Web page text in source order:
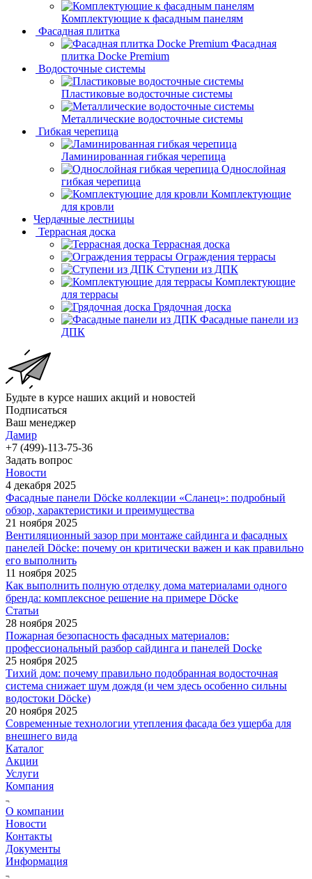
Комплектующие к фасадным панелям
Фасадная плитка
Фасадная
плитка Docke Premium
Водосточные системы
Пластиковые водосточные системы
Металлические водосточные системы
Гибкая черепица
Ламинированная гибкая черепица
Однослойная
гибкая черепица
Комплектующие
для кровли
Чердачные лестницы
Террасная доска
Террасная доска
Ограждения террасы
Ступени из ДПК
Комплектующие
для террасы
Грядочная доска
Фасадные панели из
ДПК
Будьте в курсе наших акций и новостей
Подписаться
Ваш менеджер
Дамир
+7 (499)-113-75-36
Задать вопрос
Новости
4 декабря 2025
Фасадные панели Döcke коллекции «Сланец»: подробный
обзор, характеристики и преимущества
21 ноября 2025
Вентиляционный зазор при монтаже сайдинга и фасадных
панелей Döcke: почему он критически важен и как правильно
его выполнить
11 ноября 2025
Как выполнить полную отделку дома материалами одного
бренда: комплексное решение на примере Döcke
Статьи
28 ноября 2025
Пожарная безопасность фасадных материалов:
профессиональный разбор сайдинга и панелей Docke
25 ноября 2025
Тихий дом: почему правильно подобранная водосточная
система снижает шум дождя (и чем здесь особенно сильны
водостоки Döcke)
20 ноября 2025
Современные технологии утепления фасада без ущерба для
внешнего вида
Каталог
Акции
Услуги
Компания
О компании
Новости
Контакты
Документы
Информация